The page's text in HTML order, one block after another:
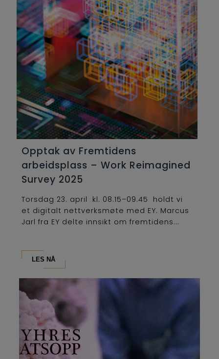
Opptak av Fremtidens
arbeidsplass – Work Reimagined
Survey 2025
Torsdag 23. april kl. 08.15–09.45 holdt vi
et digitalt nettverksmøte med EY. Marcus
Jarl fra EY delte innsikt om fremtidens...
LES NÅ